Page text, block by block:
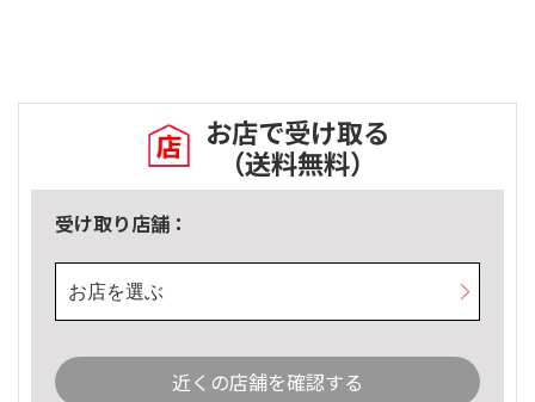
お店で受け取る
（送料無料）
受け取り店舗：
お店を選ぶ
近くの店舗を確認する